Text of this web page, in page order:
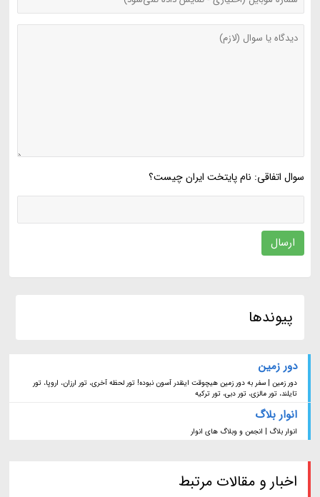
سوال اتفاقی: نام پایتخت ایران چیست؟
ارسال
پیوندها
دور زمین
دور زمین | سفر به دور زمین هیچوقت اینقدر آسون نبوده! تور لحظه آخری، تور ارزان، اروپا، تور
تایلند، تور مالزی، تور دبی، تور ترکیه
انوار بلاگ
انوار بلاگ | انجمن و وبلاگ های انوار
اخبار و مقالات مرتبط